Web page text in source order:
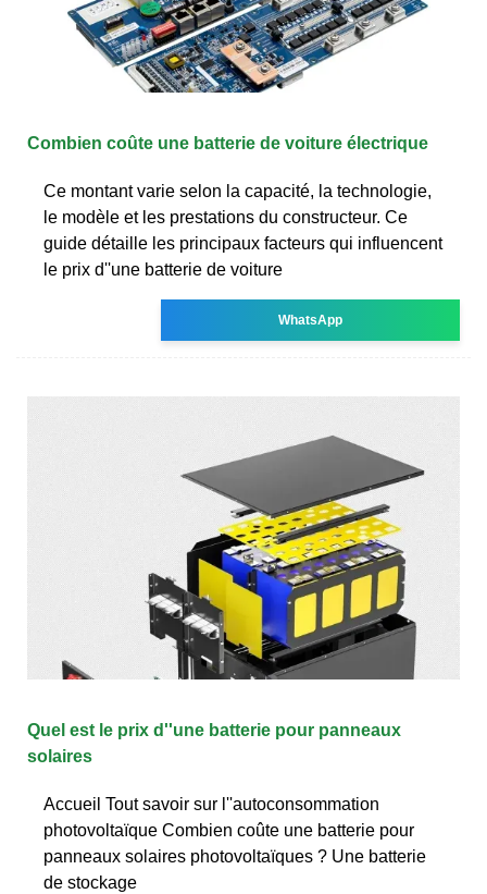
Combien coûte une batterie de voiture électrique
Ce montant varie selon la capacité, la technologie,
le modèle et les prestations du constructeur. Ce
guide détaille les principaux facteurs qui influencent
le prix d''une batterie de voiture
WhatsApp
Quel est le prix d''une batterie pour panneaux
solaires
Accueil Tout savoir sur l''autoconsommation
photovoltaïque Combien coûte une batterie pour
panneaux solaires photovoltaïques ? Une batterie
de stockage